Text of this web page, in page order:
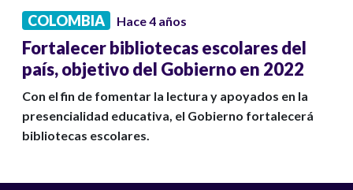
COLOMBIA Hace 4 años
Fortalecer bibliotecas escolares del
país, objetivo del Gobierno en 2022
Con el fin de fomentar la lectura y apoyados en la
presencialidad educativa, el Gobierno fortalecerá
bibliotecas escolares.